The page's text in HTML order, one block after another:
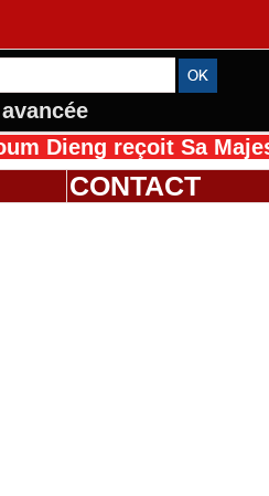
reçoit Sa Majesté
CONTACT